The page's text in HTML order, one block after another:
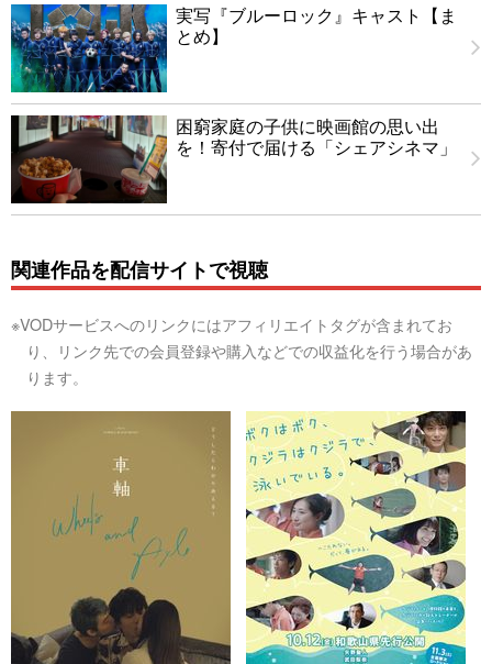
実写『ブルーロック』キャスト【ま
とめ】
困窮家庭の子供に映画館の思い出
を！寄付で届ける「シェアシネマ」
関連作品を配信サイトで視聴
※VODサービスへのリンクにはアフィリエイトタグが含まれてお
り、リンク先での会員登録や購入などでの収益化を行う場合があ
ります。